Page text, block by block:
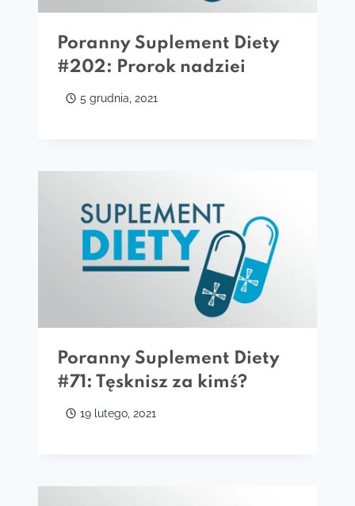
Poranny Suplement Diety
#202: Prorok nadziei
5 grudnia, 2021
Poranny Suplement Diety
#71: Tęsknisz za kimś?
19 lutego, 2021